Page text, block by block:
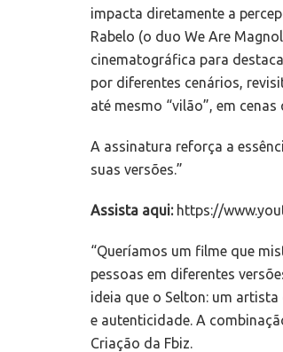
impacta diretamente a
Rabelo (o duo We Are
cinematográfica para
por diferentes cenários,
até mesmo “vilão”, em
A assinatura reforça a
suas versões.”
Assista aqui:https://
“Queríamos um filme que
pessoas em diferentes
ideia que o Selton: um
e autenticidade. A
Criação da Fbiz.